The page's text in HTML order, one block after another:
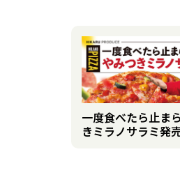
一度食べたら止ま
きミラノサラミ発